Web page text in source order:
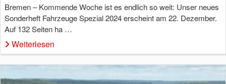
Bremen – Kommende Woche ist es endlich so weit: Unser neues
Sonderheft Fahrzeuge Spezial 2024 erscheint am 22. Dezember.
Auf 132 Seiten ha …
Weiterlesen